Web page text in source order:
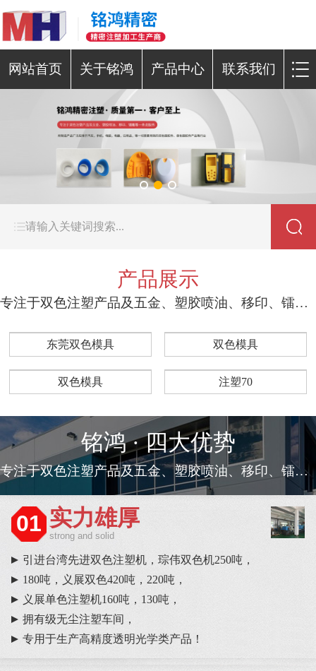
网站首页 关于铭鸿 产品中心 联系我们
产品展示
专注于双色注塑产品及五金、塑胶喷油、移印、镭雕等一条龙服务
东莞双色模具 双色模具
双色模具 注塑70
铭鸿 · 四大优势
专注于双色注塑产品及五金、塑胶喷油、移印、镭雕等一条龙服务
01 实力雄厚
strong and solid
引进台湾先进双色注塑机，琮伟双色机250吨，
180吨，义展双色420吨，220吨，
义展单色注塑机160吨，130吨，
拥有级无尘注塑车间，
专用于生产高精度透明光学类产品！